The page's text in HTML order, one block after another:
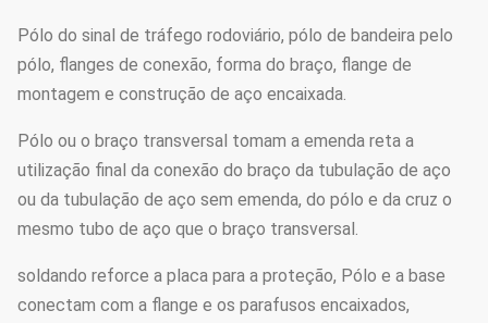
anticorrosivo da
embalagem
Ⅱ da classe
funcionamento
de
dispositivo
iluminação
-35 ℃ ℃~+45
Pólo do sinal de tráfego rodoviário, pólo de bandeira pelo
pólo, flanges de conexão, forma do braço, flange de
montagem e construção de aço encaixada.
Pólo ou o braço transversal tomam a emenda reta a
utilização final da conexão do braço da tubulação de aço
ou da tubulação de aço sem emenda, do pólo e da cruz o
mesmo tubo de aço que o braço transversal.
soldando reforce a placa para a proteção, Pólo e a base
conectam com a flange e os parafusos encaixados,